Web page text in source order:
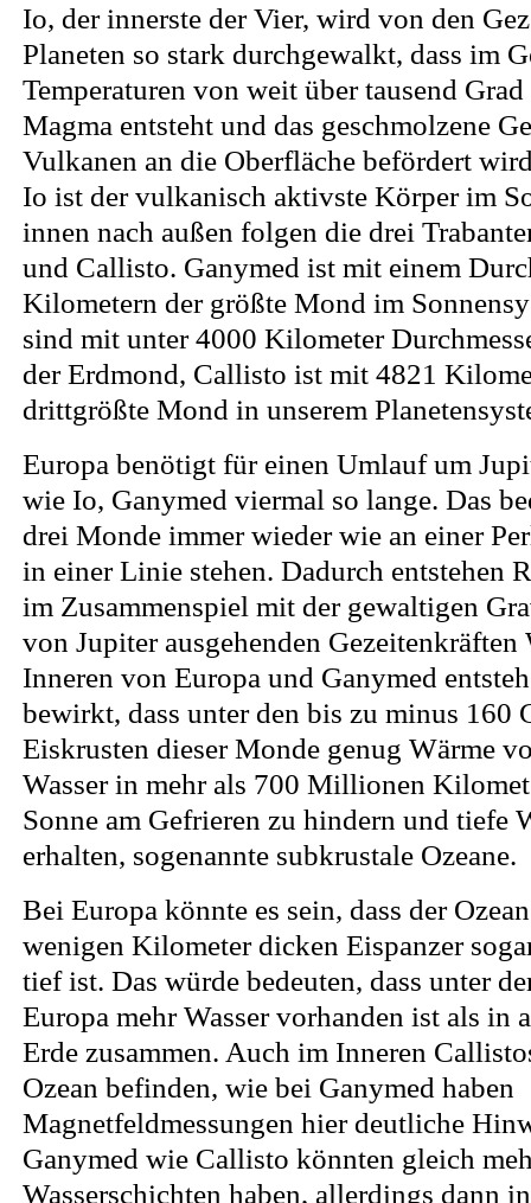
Io, der innerste der Vier, wird von den
Planeten so stark durchgewalkt, dass im
Temperaturen von weit über tausend
Magma entsteht und das geschmolzene
Vulkanen an die Oberfläche befördert
Io ist der vulkanisch aktivste Körper im
innen nach außen folgen die drei
und Callisto. Ganymed ist mit einem
Kilometern der größte Mond im
sind mit unter 4000 Kilometer
der Erdmond, Callisto ist mit 4821
drittgrößte Mond in unserem
Europa benötigt für einen Umlauf um
wie Io, Ganymed viermal so lange. Das
drei Monde immer wieder wie an einer
in einer Linie stehen. Dadurch entstehen
im Zusammenspiel mit der gewaltigen
von Jupiter ausgehenden Gezeitenkräften
Inneren von Europa und Ganymed
bewirkt, dass unter den bis zu minus 160
Eiskrusten dieser Monde genug Wärme
Wasser in mehr als 700 Millionen
Sonne am Gefrieren zu hindern und tiefe
erhalten, sogenannte subkrustale Ozeane.
Bei Europa könnte es sein, dass der
wenigen Kilometer dicken Eispanzer
tief ist. Das würde bedeuten, dass unter
Europa mehr Wasser vorhanden ist als in
Erde zusammen. Auch im Inneren
Ozean befinden, wie bei Ganymed haben
Magnetfeldmessungen hier deutliche
Ganymed wie Callisto könnten gleich
Wasserschichten haben, allerdings dann